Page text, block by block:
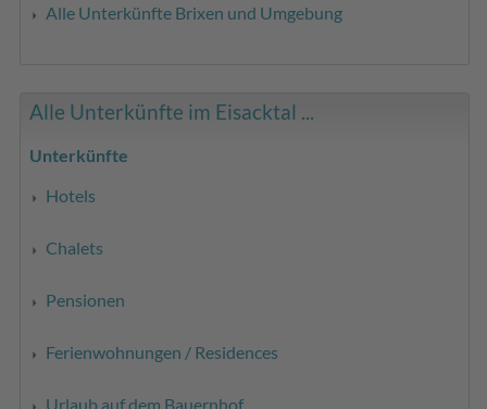
Alle Unterkünfte Brixen und Umgebung
Alle Unterkünfte im Eisacktal ...
Unterkünfte
Hotels
Chalets
Pensionen
Ferienwohnungen / Residences
Urlaub auf dem Bauernhof